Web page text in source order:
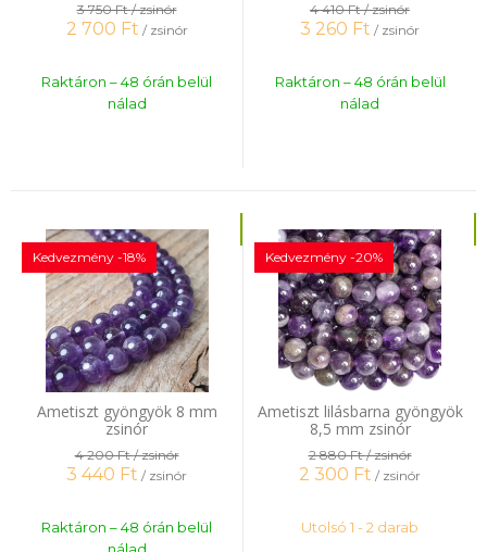
3 750 Ft/ zsinór
2 700 Ft / zsinór
Raktáron – 48 órán belül
nálad
4 410 Ft/ zsinór
3 260 Ft / zsinór
Raktáron – 48 órán belül
nálad
Ametiszt gyöngyök 8 mm
zsinór
Kedvezmény -18%
4 200 Ft/ zsinór
3 440 Ft / zsinór
Raktáron – 48 órán belül
Ametiszt lilásbarna gyöngyök
8,5 mm zsinór
Kedvezmény -20%
2 880 Ft/ zsinór
2 300 Ft / zsinór
Utolsó 1 - 2 darab